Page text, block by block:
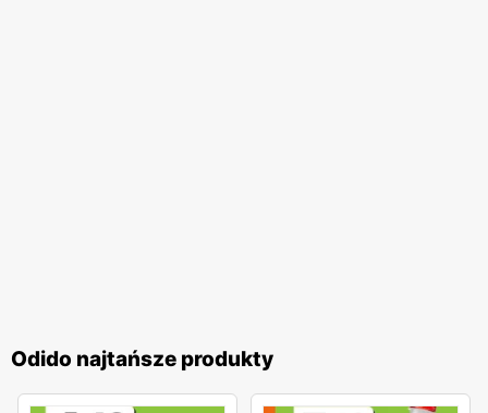
asortymentu i licznych udogodnień, co sprawia, że zakupy
w tej sieci są wyjątkowo satysfakcjonujące.
Odido najtańsze produkty